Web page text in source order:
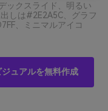
ックスライド、明るい
しは#2E2A5C、グラフ
、ミニマルアイコ
ュアルを無料作成